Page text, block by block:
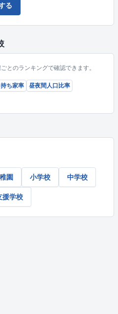
る
とのランキングで確認できます。
持ち家率
昼夜間人口比率
園 小学校 中学校
援学校